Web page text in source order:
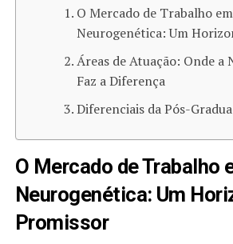
O Mercado de Trabalho em
Neurogenética: Um
Áreas de Atuação: Onde a
Faz a Diferença
Diferenciais da Pós-
O Mercado de Trabalho
Neurogenética: Um
Promissor